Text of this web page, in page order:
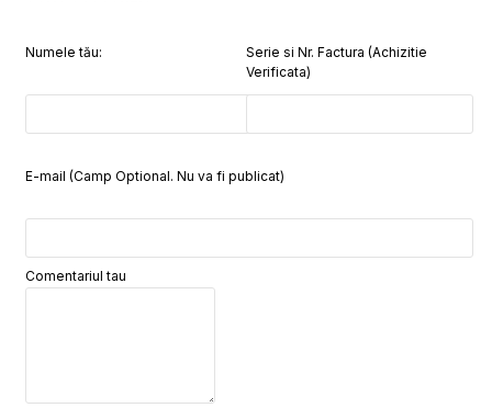
Numele tău:
Serie si Nr. Factura (Achizitie
Verificata)
E-mail (Camp Optional. Nu va fi publicat)
Comentariul tau